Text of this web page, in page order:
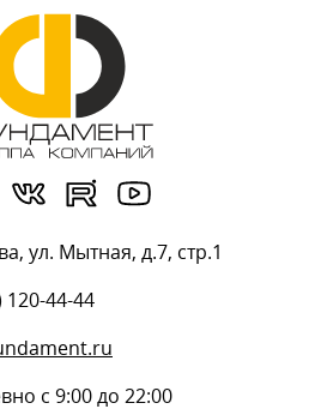
, ул. Мытная, д.7, стр.1
120-44-44
с 9:00 до 22:00